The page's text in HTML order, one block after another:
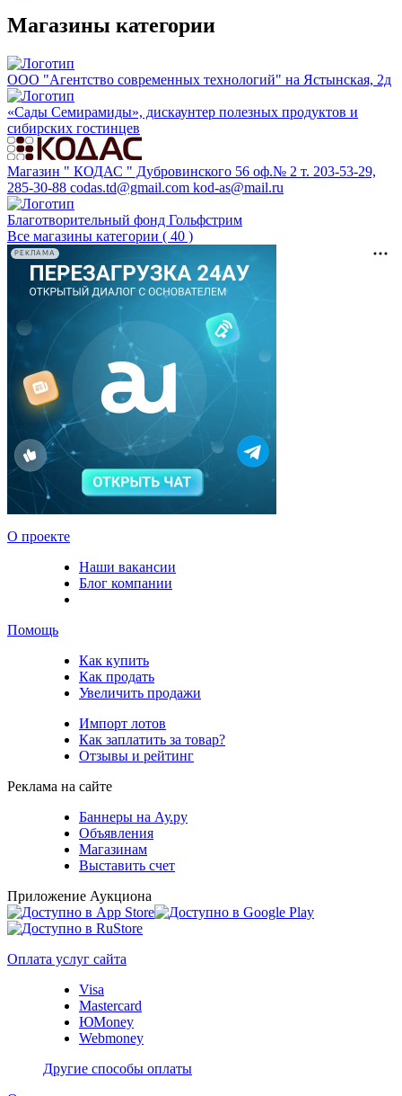
Магазины категории
ООО "Агентство современных технологий" на Ястынская, 2д
«Сады Семирамиды», дискаунтер полезных продуктов и
сибирских гостинцев
Магазин " КОДАС " Дубровинского 56 оф.№ 2 т. 203-53-29,
285-30-88 codas.td@gmail.com kod-as@mail.ru
Благотворительный фонд Гольфстрим
Все магазины категории ( 40 )
РЕКЛАМА
О проекте
Наши вакансии
Блог компании
Помощь
Как купить
Как продать
Увеличить продажи
Импорт лотов
Как заплатить за товар?
Отзывы и рейтинг
Реклама на сайте
Баннеры на Ау.ру
Объявления
Магазинам
Выставить счет
Приложение Аукциона
Оплата услуг сайта
Visa
Mastercard
ЮMoney
Webmoney
Другие способы оплаты